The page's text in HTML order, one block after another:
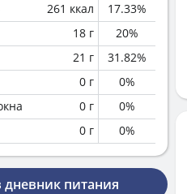
261 ккал 17.33%
18 г 20%
21 г 31.82%
0 г 0%
0 г 0%
0 г 0%
питания